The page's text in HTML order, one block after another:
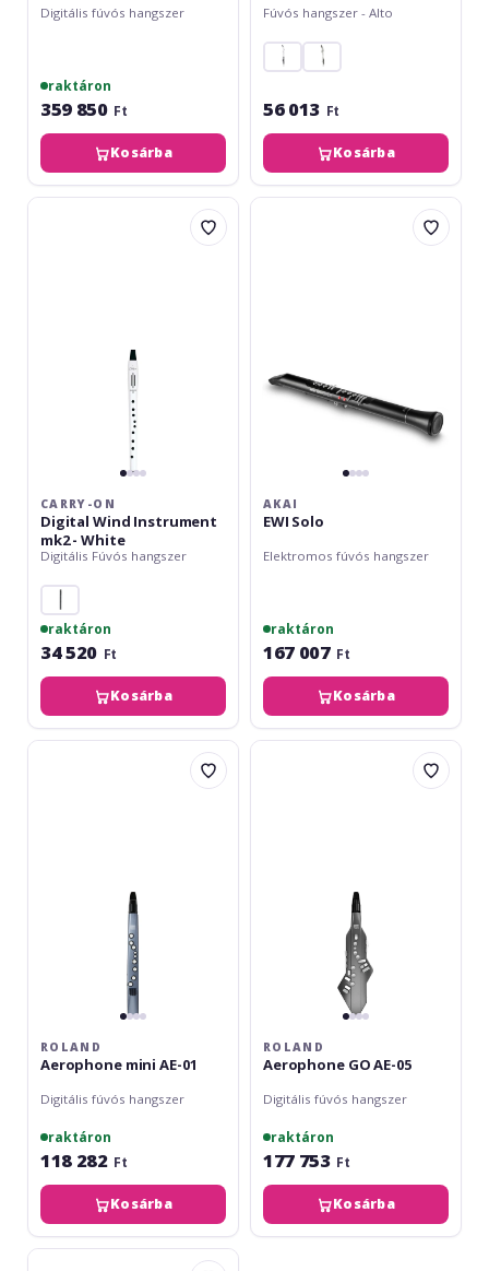
Digitális fúvós hangszer
raktáron
359 850 Ft
Kosárba
Fúvós hangszer - Alto
56 013 Ft
Kosárba
Carry-
CARRY-ON
Digital Wind Instrument
mk2 - White
Digitális Fúvós hangszer
raktáron
34 520 Ft
Kosárba
Akai
AKAI
EWI Solo
Elektromos fúvós hangszer
raktáron
167 007 Ft
Kosárba
Roland
ROLAND
Aerophone mini AE-01
Digitális fúvós hangszer
raktáron
118 282 Ft
Kosárba
Roland
ROLAND
Aerophone GO AE-05
Digitális fúvós hangszer
raktáron
177 753 Ft
Kosárba
Yamaha